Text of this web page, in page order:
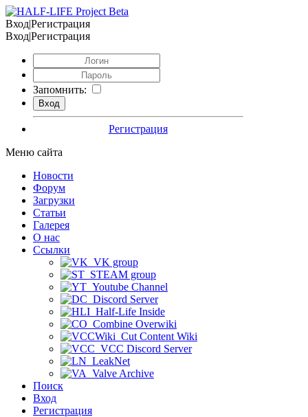
Вход|Регистрация
Вход|Регистрация
Запомнить:
Регистрация
Меню сайта
Новости
Форум
Загрузки
Статьи
Галерея
О нас
Ссылки
VK group
STEAM group
Youtube Channel
Discord Server
Half-Life Inside
Combine Overwiki
Cut Content Wiki
VCC Discord Server
LeakNet
Valve Archive
Поиск
Вход
Регистрация